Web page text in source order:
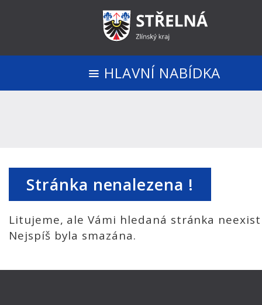
HLAVNÍ NABÍDKA
Stránka nenalezena !
Litujeme, ale Vámi hledaná stránka
Nejspíš byla smazána.